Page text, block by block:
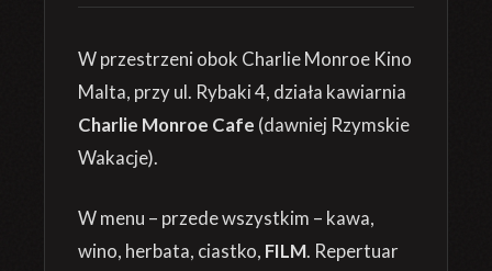
W przestrzeni obok Charlie Monroe Kino
Malta, przy ul. Rybaki 4, działa kawiarnia
Charlie Monroe Cafe (dawniej Rzymskie
Wakacje).
W menu – przede wszystkim – kawa,
wino, herbata, ciastko, FILM. Repertuar